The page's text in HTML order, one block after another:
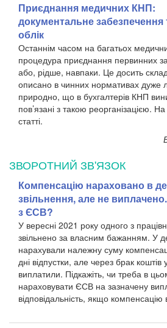
Приєднання медичних КНП:
документальне забезпечення
облік
Останнім часом на багатьох
процедура приєднання первинних
або, рідше, навпаки. Це досить
описано в чинних нормативах дуже
природно, що в бухгалтерів КНП
пов’язані з такою реорганізацією.
статті.
ЗВОРОТНИЙ ЗВ'ЯЗОК
Компенсацію нараховано в
звільнення, але не
з ЄСВ?
У вересні 2021 року одного з
звільнено за власним бажанням. У
нарахували належну суму
дні відпустки, але через брак коштів
виплатили. Підкажіть, чи треба в
нараховувати ЄСВ на зазначену
відповідальність, якщо